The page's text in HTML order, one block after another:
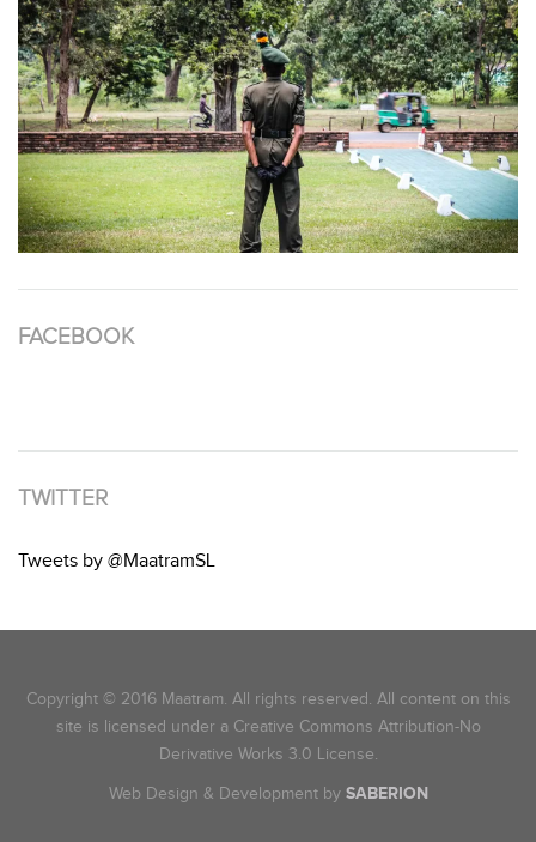
FACEBOOK
TWITTER
Tweets by @MaatramSL
Copyright © 2016 Maatram. All rights reserved. All content on this
site is licensed under a Creative Commons Attribution-No
Derivative Works 3.0 License.
Web Design & Development by SABERION